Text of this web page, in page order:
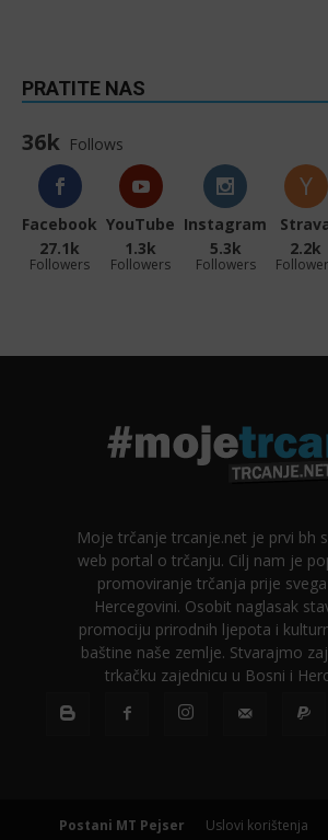
PRATITE NAS
36k Follows
Facebook
27.1k
Followers
YouTube
1.3k
Followers
Instagram
5.3k
Followers
2.2k
Moje trčanje trcanje.net je prvi bh
web portal o trčanju. Cilj nam je
promoviranje trčanja prije
Hercegovini. Osobit naglasak
promociju prirodnih ljepota i
baštine naše zemlje. Stvarajmo
trkačku zajednicu u Bosni i
Postani MT Pejser Uslovi korištenja